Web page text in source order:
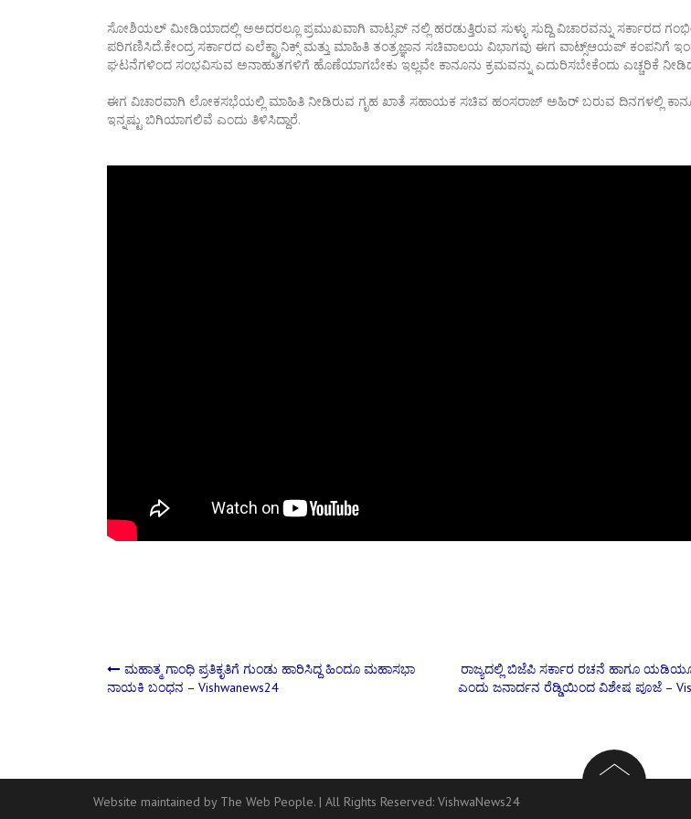
ಸೋಶಿಯಲ್ ಮೀಡಿಯಾದಲ್ಲಿ ಅಅದರಲ್ಲೂ ಪ್ರಮುಖವಾಗಿ ವಾಟ್ಸಪ್ ನಲ್ಲಿ ಹರಡುತ್ತಿರುವ ಸುಳ್ಳು ಸುದ್ದಿ ವಿಚಾರವನ್ನು ಸರ್ಕಾರದ
ಪರಿಗಣಿಸಿದೆ.ಕೇಂದ್ರ ಸರ್ಕಾರದ ಎಲೆಕ್ಟ್ರಾನಿಕ್ಸ್‌ ಮತ್ತು ಮಾಹಿತಿ ತಂತ್ರಜ್ಞಾನ ಸಚಿವಾಲಯ ವಿಭಾಗವು ಈಗ ವಾಟ್ಸ್‌ಆಯಪ್‌ ಕಂಪನಿಗೆ
ಘಟನೆಗಳಿಂದ ಸಂಭವಿಸುವ ಅನಾಹುತಗಳಿಗೆ ಹೊಣೆಯಾಗಬೇಕು ಇಲ್ಲವೇ ಕಾನೂನು ಕ್ರಮವನ್ನು ಎದುರಿಸಬೇಕೆಂದು ಎಚ್ಚರಿಕೆ
ಈಗ ವಿಚಾರವಾಗಿ ಲೋಕಸಭೆಯಲ್ಲಿ ಮಾಹಿತಿ ನೀಡಿರುವ ಗೃಹ ಖಾತೆ ಸಹಾಯಕ ಸಚಿವ ಹಂಸರಾಜ್‌ ಅಹಿರ್‌ ಬರುವ ದಿನಗಳಲ್ಲಿ
ಇನ್ನಷ್ಟು ಬಿಗಿಯಾಗಲಿವೆ ಎಂದು ತಿಳಿಸಿದ್ದಾರೆ.
Post
ಮಹಾತ್ಮ ಗಾಂಧಿ ಪ್ರತಿಕೃತಿಗೆ ಗುಂಡು ಹಾರಿಸಿದ್ದ ಹಿಂದೂ ಮಹಾಸಭಾ
ನಾಯಕಿ ಬಂಧನ – Vishwanews24
ರಾಜ್ಯದಲ್ಲಿ ಬಿಜೆಪಿ ಸರ್ಕಾರ ರಚನೆ ಹಾಗೂ
ಎಂದು ಜನಾರ್ದನ ರೆಡ್ಡಿಯಿಂದ ವಿಶೇಷ ಪೂಜೆ –
Website maintained by The Web People. | All Rights Reserved: VishwaNews24